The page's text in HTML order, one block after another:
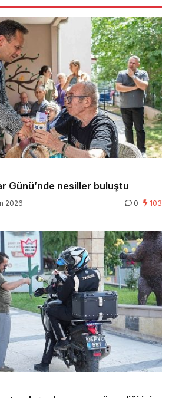
Günü’nde nesiller buluştu
2026 0 103